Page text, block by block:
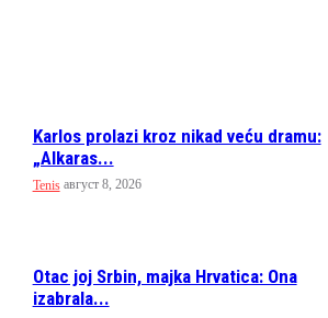
Karlos prolazi kroz nikad veću dramu:
„Alkaras...
Tenis август 8, 2026
Otac joj Srbin, majka Hrvatica: Ona
izabrala...